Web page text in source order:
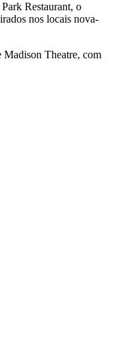
Restaurant, o
nos locais nova-
Madison Theatre, com